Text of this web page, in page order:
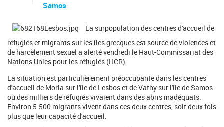
Samos
La surpopulation des centres d'accueil de
réfugiés et migrants sur les îles grecques est source de violences et
de harcèlement sexuel a alerté vendredi le Haut-Commissariat des
Nations Unies pour les réfugiés (HCR).
La situation est particulièrement préoccupante dans les centres
d'accueil de Moria sur l'île de Lesbos et de Vathy sur l'île de Samos
où des milliers de réfugiés vivaient dans des abris inadéquats.
Environ 5.500 migrants vivent dans ces deux centres, soit deux fois
plus que leur capacité d'accueil.